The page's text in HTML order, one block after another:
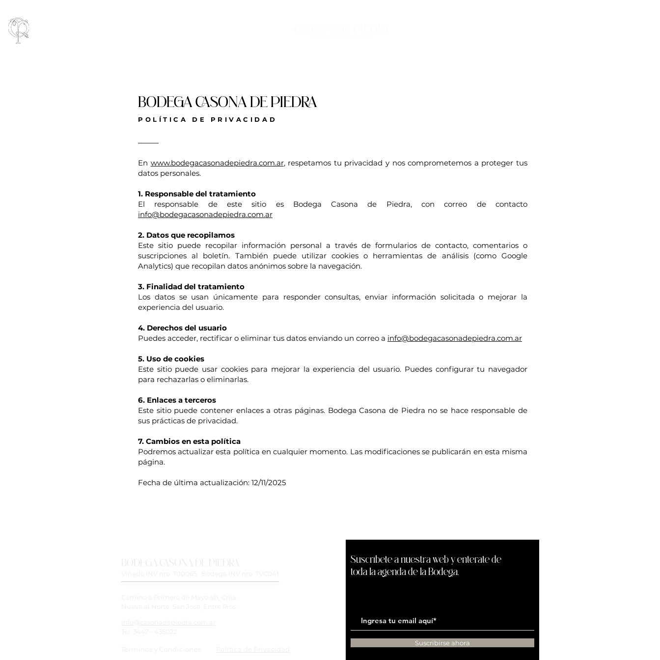
BODEGA CASONA DE PIEDRA
POLÍTICA DE PRIVACIDAD
En www.bodegacasonadepiedra.com.ar, respetamos tu privacidad y nos comprometemos a proteger tus
datos personales.
1. Responsable del tratamiento
El responsable de este sitio es Bodega Casona de Piedra, con correo de contacto
info@bodegacasonadepiedra.com.ar
2. Datos que recopilamos
Este sitio puede recopilar información personal a través de formularios de contacto, comentarios o
suscripciones al boletín. También puede utilizar cookies o herramientas de análisis (como Google
Analytics) que recopilan datos anónimos sobre la navegación.
3. Finalidad del tratamiento
Los datos se usan únicamente para responder consultas, enviar información solicitada o mejorar la
experiencia del usuario.
4. Derechos del usuario
Puedes acceder, rectificar o eliminar tus datos enviando un correo a info@bodegacasonadepiedra.com.ar
5. Uso de cookies
Este sitio puede usar cookies para mejorar la experiencia del usuario. Puedes configurar tu navegador
para rechazarlas o eliminarlas.
6. Enlaces a terceros
Este sitio puede contener enlaces a otras páginas. Bodega Casona de Piedra no se hace responsable de
sus prácticas de privacidad.
7. Cambios en esta política
Podremos actualizar esta política en cualquier momento. Las modificaciones se publicarán en esta misma
página.
Fecha de última actualización: 12/11/2025
BODEGA CASONA DE PIEDRA
Viñedo INV nro. T00065 Bodega INV nro. TVC041
Camino a Primero de Mayo s/n, Cnia.
Nueva al Norte. San José, Entre Ríos.
info@casonadepiedra.com.ar
Tel: 3447 - 435022
Términos y Condiciones
Suscríbete a nuestra web y enterate de
toda la agenda de la Bodega.
Suscribirse ahora